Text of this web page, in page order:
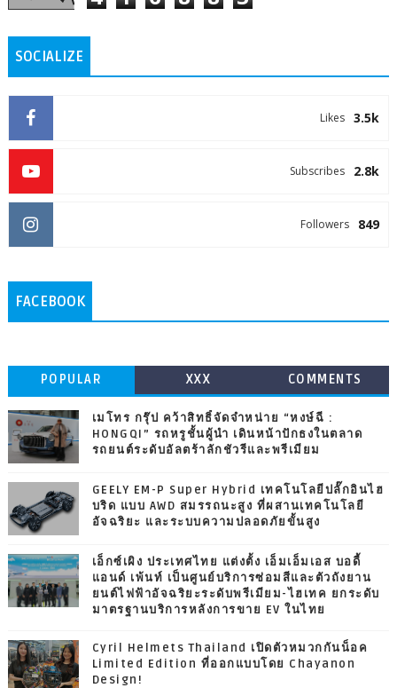
SOCIALIZE
3.5k
Likes
2.8k
Subscribes
849
Followers
FACEBOOK
POPULAR XXX COMMENTS
เมโทร กรุ๊ป คว้าสิทธิ์จัดจำหน่าย “หงษ์ฉี :
HONGQI” รถหรูชั้นผู้นำ เดินหน้าปักธงในตลาด
รถยนต์ระดับอัลตร้าลักชัวรีและพรีเมียม
GEELY EM-P Super Hybrid เทคโนโลยีปลั๊กอินไฮ
บริด แบบ AWD สมรรถนะสูง ที่ผสานเทคโนโลยี
อัจฉริยะ และระบบความปลอดภัยขั้นสูง
เอ็กซ์เผิง ประเทศไทย แต่งตั้ง เอ็มเอ็มเอส บอดี้
แอนด์ เพ้นท์ เป็นศูนย์บริการซ่อมสีและตัวถังยาน
ยนต์ไฟฟ้าอัจฉริยะระดับพรีเมียม-ไฮเทค ยกระดับ
มาตรฐานบริการหลังการขาย EV ในไทย
Cyril Helmets Thailand เปิดตัวหมวกกันน็อค
Limited Edition ที่ออกแบบโดย Chayanon
Design!